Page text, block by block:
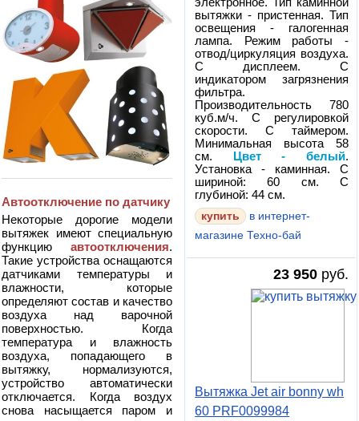
Автоотключение по датчику
Некоторые дорогие модели
вытяжек имеют специальную
функцию автоотключения.
Такие устройства оснащаются
датчиками температуры и
влажности, которые
определяют состав и качество
воздуха над варочной
поверхностью. Когда
температура и влажность
воздуха, попадающего в
вытяжку, нормализуются,
устройство автоматически
отключается. Когда воздух
снова насыщается паром и
вытяжки - пристенная. Тип
освещения - галогенная
лампа. Режим работы -
отвод/циркуляция воздуха.
С дисплеем. С
индикатором загрязнения
фильтра.
Производительность 780
куб.м/ч. С регулировкой
скорости. С таймером.
Минимальная высота 58
см.
Цвет - белый.
Установка - каминная. С
шириной: 60 см. С
глубиной: 44 см.
в интернет-
магазине Техно-бай
23 950 руб.
Вытяжка Jet air bonny wh
60 PRF0099984